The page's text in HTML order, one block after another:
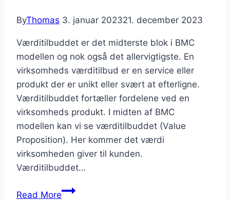
ByThomas 3. januar 202321. december 2023
Værditilbuddet er det midterste blok i BMC
modellen og nok også det allervigtigste. En
virksomheds værditilbud er en service eller
produkt der er unikt eller svært at efterligne.
Værditilbuddet fortæller fordelene ved en
virksomheds produkt. I midten af BMC
modellen kan vi se værditilbuddet (Value
Proposition). Her kommer det værdi
virksomheden giver til kunden.
Værditilbuddet…
Read MoreHvad